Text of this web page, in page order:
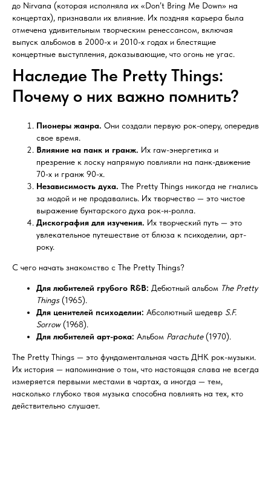
до Nirvana (которая исполняла их «Don’t Bring Me Down» на
концертах), признавали их влияние. Их поздняя карьера была
отмечена удивительным творческим ренессансом, включая
выпуск альбомов в 2000-х и 2010-х годах и блестящие
концертные выступления, доказывающие, что огонь не угас.
Наследие The Pretty Things:
Почему о них важно помнить?
Пионеры жанра. Они создали первую рок-оперу, опередив
свое время.
Влияние на панк и гранж. Их raw-энергетика и
презрение к лоску напрямую повлияли на панк-движение
70-х и гранж 90-х.
Независимость духа. The Pretty Things никогда не гнались
за модой и не продавались. Их творчество — это чистое
выражение бунтарского духа рок-н-ролла.
Дискография для изучения. Их творческий путь — это
увлекательное путешествие от блюза к психоделии, арт-
року.
С чего начать знакомство с The Pretty Things?
Для любителей грубого R&B: Дебютный альбом The Pretty
Things(1965).
Для ценителей психоделии: Абсолютный шедевр S.F.
Sorrow(1968).
Для любителей арт-рока: Альбом Parachute(1970).
The Pretty Things — это фундаментальная часть ДНК рок-музыки.
Их история — напоминание о том, что настоящая слава не всегда
измеряется первыми местами в чартах, а иногда — тем,
насколько глубоко твоя музыка способна повлиять на тех, кто
действительно слушает.